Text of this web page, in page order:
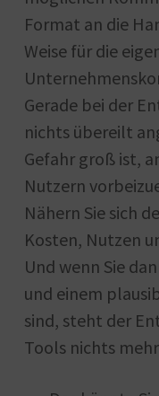
Format an die
Weise für die
Gerade bei der
nichts übereilt
Gefahr groß ist,
Nutzern
Nähern Sie sich
Kosten, Nutzen
Und wenn Sie
und einem
sind, steht der
Tools nichts